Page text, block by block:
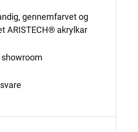
gennemfarvet og
ARISTECH® akrylkar
showroom